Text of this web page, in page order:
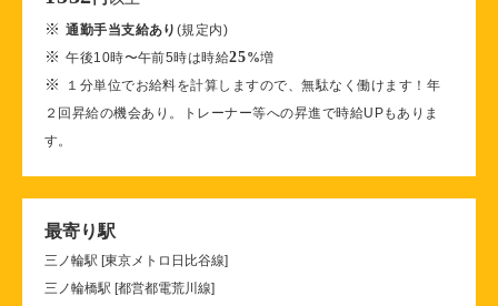
※通勤手当支給あり (規定内)
※午後10時〜午前5時は時給25%増
※
１分単位でお給料を計算しますので、無駄なく働けます！年
２回昇給の機会あり。トレーナー等への昇進で時給UPもありま
す。
最寄り駅
三ノ輪駅 [東京メトロ日比谷線]
三ノ輪橋駅 [都営都電荒川線]